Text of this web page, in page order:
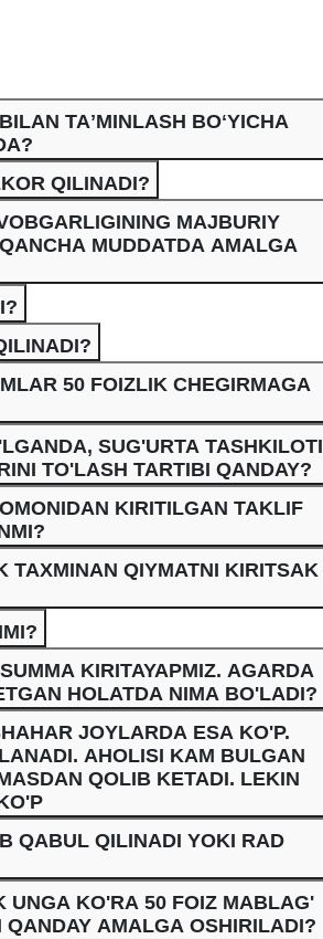
TAʼMINLASH BOʻYICHA
QILINADI?
MAJBURIY
MUDDATDA AMALGA
50 FOIZLIK CHEGIRMAGA
SUG'URTA TASHKILOTI
TO'LASH TARTIBI QANDAY?
KIRITILGAN TAKLIF
TAXMINAN QIYMATNI KIRITSAK
KIRITAYAPMIZ. AGARDA
HOLATDA NIMA BO'LADI?
JOYLARDA ESA KO'P.
AHOLISI KAM BULGAN
QOLIB KETADI. LEKIN
QABUL QILINADI YOKI RAD
UNGA KO'RA 50 FOIZ MABLAG'
AMALGA OSHIRILADI?